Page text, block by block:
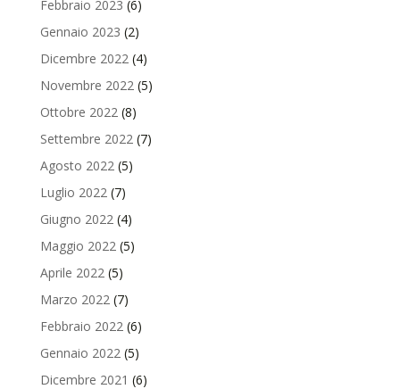
Febbraio 2023 (6)
Gennaio 2023 (2)
Dicembre 2022(4)
Novembre 2022(5)
Ottobre 2022(8)
Settembre 2022(7)
Agosto 2022(5)
Luglio 2022(7)
Giugno 2022(4)
Maggio 2022(5)
Aprile 2022(5)
Marzo 2022(7)
Febbraio 2022(6)
Gennaio 2022(5)
Dicembre 2021 (6)